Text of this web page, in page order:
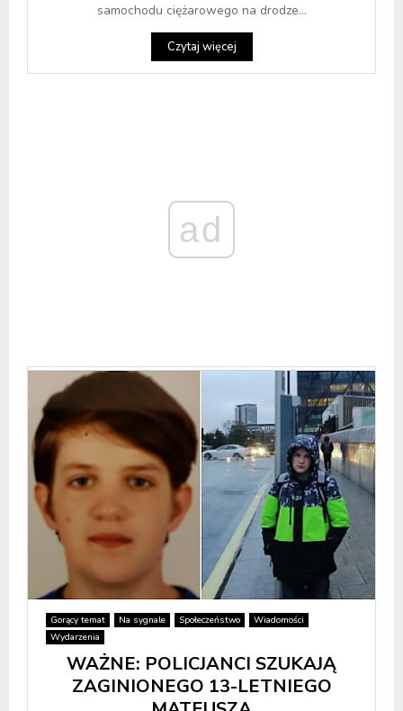
samochodu ciężarowego na drodze...
Czytaj więcej
ad
Gorący temat Na sygnale Społeczeństwo
Wiadomości
Wydarzenia
WAŻNE: POLICJANCI SZUKAJĄ
ZAGINIONEGO 13-LETNIEGO